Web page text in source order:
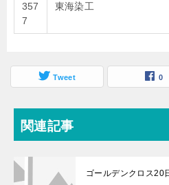
357
7
東海染工
Tweet 0
関連記事
ゴールデンクロス20